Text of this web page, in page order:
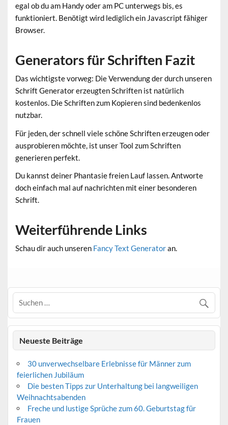
egal ob du am Handy oder am PC unterwegs bis, es
funktioniert. Benötigt wird lediglich ein Javascript fähiger
Browser.
Generators für Schriften Fazit
Das wichtigste vorweg: Die Verwendung der durch unseren
Schrift Generator erzeugten Schriften ist natürlich
kostenlos. Die Schriften zum Kopieren sind bedenkenlos
nutzbar.
Für jeden, der schnell viele schöne Schriften erzeugen oder
ausprobieren möchte, ist unser Tool zum Schriften
generieren perfekt.
Du kannst deiner Phantasie freien Lauf lassen. Antworte
doch einfach mal auf nachrichten mit einer besonderen
Schrift.
Weiterführende Links
Schau dir auch unseren Fancy Text Generatoran.
Neueste Beiträge
30 unverwechselbare Erlebnisse für Männer zum
feierlichen Jubiläum
Die besten Tipps zur Unterhaltung bei langweiligen
Weihnachtsabenden
Freche und lustige Sprüche zum 60. Geburtstag für
Frauen